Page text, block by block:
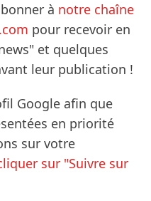
à notre chaîne
pour recevoir en
et quelques
leur publication !
Google afin que
en priorité
sur votre
sur "Suivre sur